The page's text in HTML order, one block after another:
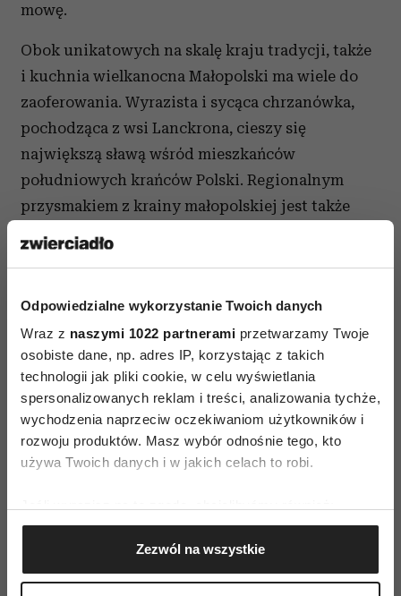
Odpowiedzialne wykorzystanie Twoich danych
Wraz z naszymi 1022 partnerami przetwarzamy Twoje
osobiste dane, np. adres IP, korzystając z takich
technologii jak pliki cookie, w celu wyświetlania
spersonalizowanych reklam i treści, analizowania tychże,
wychodzenia naprzeciw oczekiwaniom użytkowników i
rozwoju produktów. Masz wybór odnośnie tego, kto
używa Twoich danych i w jakich celach to robi.
Gromadzić dane dotyczące Twojej lokalizacji
geograficznej z dokładnością nawet do kilku metrów
Identyfikować Twoje urządzenie, aktywnie
Zezwól na wszystkie
mowę.
Obok unikatowych na skalę kraju tradycji, także
i kuchnia wielkanocna Małopolski ma wiele do
zaoferowania. Wyrazista i sycąca chrzanówka,
pochodząca z wsi Lanckrona, cieszy się
największą sławą wśród mieszkańców
południowych krańców Polski. Regionalnym
przysmakiem z krainy małopolskiej jest także
strząska, serwowana na niedzielne śniadania,
z dodatkiem żelatyny.
Nadmorskie świętowanie
Nieco podobnym do podlaskiej tradycji
smagania wierbnicami jest pomorski obyczaj,
zwany szmagusterem. Tym razem kluczowe jest
jednak użycie delikatnych gałązek, które
i przechowuje w wodzie, w domowym cieple.
Tradycyjne poniedziałkowe polewanie wodą na